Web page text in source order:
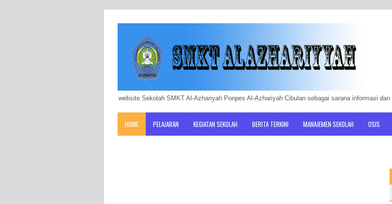
website Sekolah SMKT Al-Azhariyah Ponpes Al-Azhariyah Cibulan sebagai sarana informasi
HOME PELAJARAN KEGIATAN SEKOLAH BERITA TERKINI MANAJEMEN SEKOLAH OSIS